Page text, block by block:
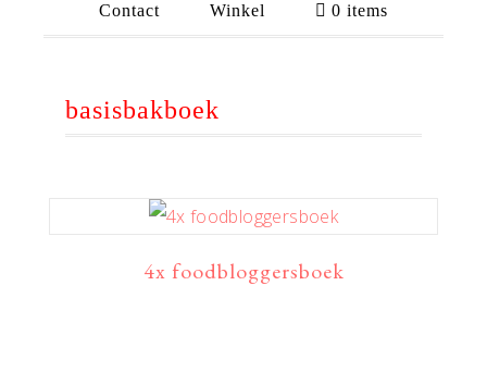
Contact Winkel 0 items
basisbakboek
4x foodbloggersboek